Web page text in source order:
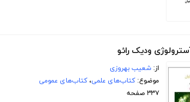
ودیک رائو
از: شعیب بهروزی
موضوع: کتاب‌های علمی، کتاب‌های عمومی
۳۳۷ صفحه